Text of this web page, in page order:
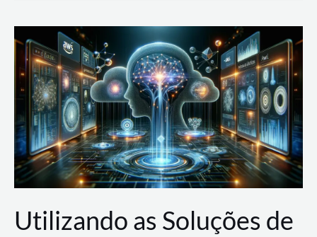
com
AWS
Utilizando as Soluções de